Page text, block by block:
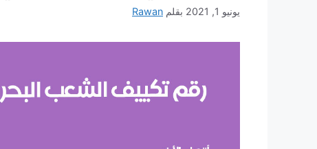
يونيو 1, 2021 بقلم Rawan